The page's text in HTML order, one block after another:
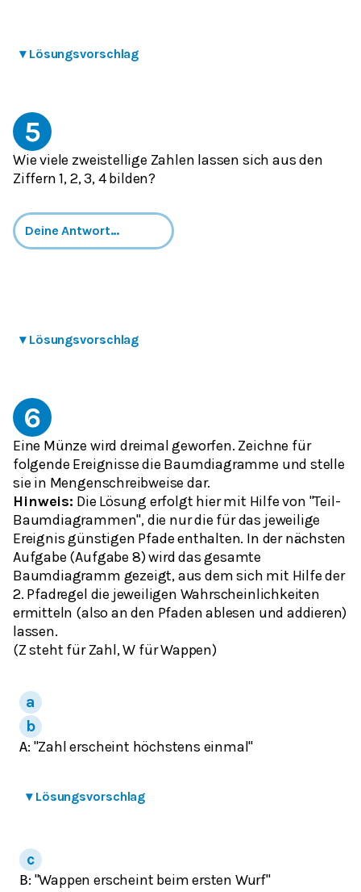
▾ Lösungsvorschlag
5
Wie viele zweistellige Zahlen lassen sich aus den
Ziffern 1, 2, 3, 4 bilden?
▾ Lösungsvorschlag
6
Eine Münze wird dreimal geworfen. Zeichne für
folgende Ereignisse die Baumdiagramme und stelle
sie in Mengenschreibweise dar.
Hinweis: Die Lösung erfolgt hier mit Hilfe von "Teil-
Baumdiagrammen", die nur die für das jeweilige
Ereignis günstigen Pfade enthalten. In der nächsten
Aufgabe (Aufgabe 8) wird das gesamte
Baumdiagramm gezeigt, aus dem sich mit Hilfe der
2. Pfadregel die jeweiligen Wahrscheinlichkeiten
ermitteln (also an den Pfaden ablesen und addieren)
lassen.
(Z steht für Zahl, W für Wappen)
A: "Zahl erscheint höchstens einmal"
▾ Lösungsvorschlag
B: "Wappen erscheint beim ersten Wurf"